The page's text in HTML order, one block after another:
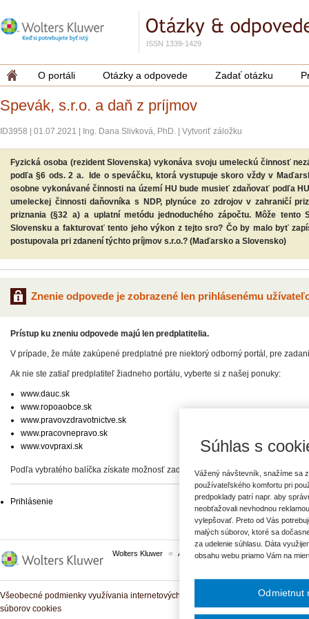
ISSN 1339-1429
O portáli Otázky a odpovede Zadať otázku
Spevák, s.r.o. a daň z príjmov
ID3958 01.07.2021 Ing. Dana Slivková, PhD. Vytvoriť záložku
Fyzická osoba (rezident Slovenska) vykonáva svoju umeleckú činnosť
podľa §6 ods. 2 a. Ide o speváčku, ktorá vystupuje skoro vždy v
osobne vykonávané činnosti na území HU bude musieť zdaňovať podľa
umeleckej činnosti daňovníka s NDP, plynúce zo zdrojov v zahraničí
priznania (§32 a) a uplatní metódu jednoduchého zápočtu. Môže
Slovensku a fakturovať tento jeho výkon z tejto sro? Čo by malo byť
postupovala pri zdanení týchto príjmov s.r.o.? (Maďarsko a Slovensko)
Znenie odpovede je zobrazené len prihlásenému
Prístup ku zneniu odpovede majú len predplatitelia.
V prípade, že máte zakúpené predplatné pre niektorý odborný portál, pre
Ak nie ste zatiaľ predplatiteľ žiadneho portálu, vyberte si z našej ponuky:
www.dauc.sk
www.ropoaobce.sk
www.pravovzdravotnictve.sk
www.pracovnepravo.sk
www.vovpraxi.sk
Podľa vybratého balíčka získate možnosť zadať svoje otázky, prípadne prístup
Prihlásenie
Wolters Kluwer ASPI Komplexné právne predpisy
Všeobecné podmienky využívania internetových služieb a komunitných portálov
súborov cookies
Súhlas s
Vážený návštevník, snažíme sa
používateľského komfortu pri
predpoklady patrí napr. aby
neobťažovali nevhodnou
vylepšovať. Preto od Vás
malých súborov, ktoré sa
za udelenie súhlasu. Dáta
obsahu webu priamo Vám na
Odmietnut